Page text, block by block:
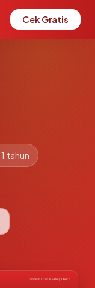
Cek Gratis
tahun